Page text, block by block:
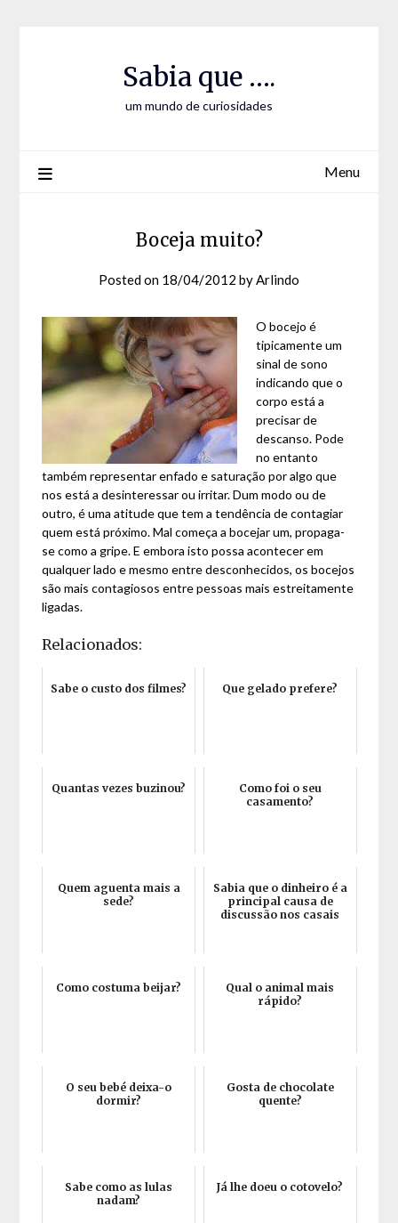
Sabia que ….
um mundo de curiosidades
Menu
Boceja muito?
Posted on 18/04/2012 byArlindo
O bocejo é
tipicamente um
sinal de sono
indicando que o
corpo está a
precisar de
descanso. Pode
no entanto
também representar enfado e saturação por algo que
nos está a desinteressar ou irritar. Dum modo ou de
outro, é uma atitude que tem a tendência de contagiar
quem está próximo. Mal começa a bocejar um, propaga-
se como a gripe. E embora isto possa acontecer em
qualquer lado e mesmo entre desconhecidos, os bocejos
são mais contagiosos entre pessoas mais estreitamente
ligadas.
Relacionados:
Sabe o custo dos filmes? Que gelado prefere?
Quantas vezes buzinou?
Como foi o seu
casamento?
Quem aguenta mais a
sede?
Sabia que o dinheiro é a
principal causa de
discussão nos casais
Como costuma beijar?
Qual o animal mais
rápido?
O seu bebé deixa-o
dormir?
Gosta de chocolate
quente?
Sabe como as lulas
nadam?
Já lhe doeu o cotovelo?